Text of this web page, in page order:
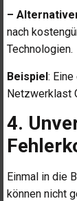
–
nach
Technologien.
Beispiel:
Netzwerklast
4.
Einmal in die
können nicht